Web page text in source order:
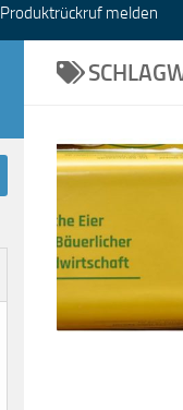
Produktrückruf melden